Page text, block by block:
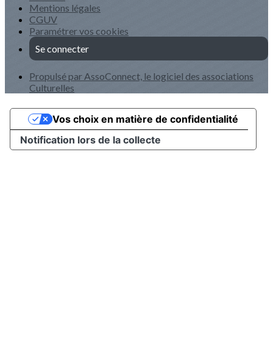
Mentions légales
CGUV
Paramétrer vos cookies
Se connecter
Propulsé par AssoConnect, le logiciel des associations
Culturelles
Notification lors de la collecte
Vos choix en matière de confidentialité